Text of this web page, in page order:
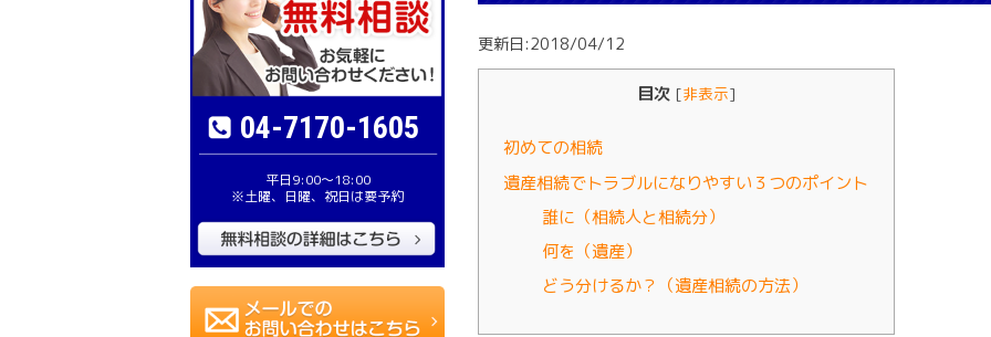
04-7170-1605
平日9:00〜18:00
※土曜、日曜、祝日は要予約
更新日:2018/04/12
目次 [非表示]
初めての相続
遺産相続でトラブルになりやすい３つのポイント
誰に（相続人と相続分）
何を（遺産）
どう分けるか？（遺産相続の方法）